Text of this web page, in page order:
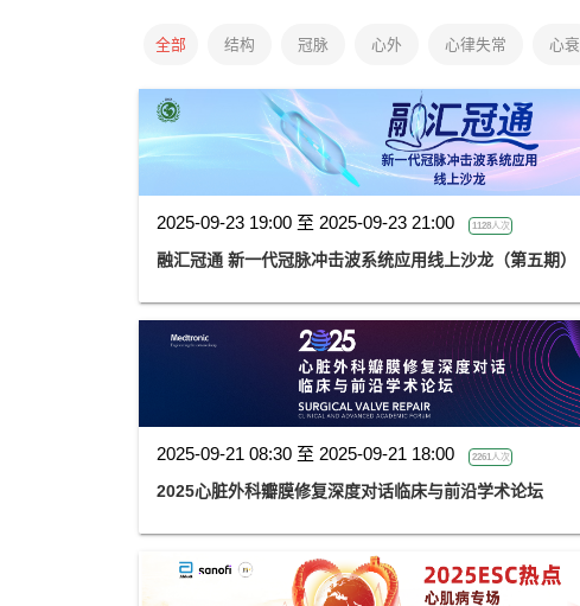
全部 结构 冠脉 心外 心律失常 心衰
2025-09-23 19:00 至 2025-09-23 21:00 1128人次
融汇冠通 新一代冠脉冲击波系统应用线上沙龙（第五期）
2025-09-21 08:30 至 2025-09-21 18:00 2261人次
2025心脏外科瓣膜修复深度对话临床与前沿学术论坛